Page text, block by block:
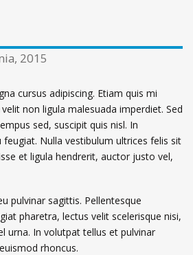
2015
cursus adipiscing. Etiam quis mi
non ligula malesuada imperdiet. Sed
sed, suscipit quis nisl. In
Nulla vestibulum ultrices felis sit
et ligula hendrerit, auctor justo vel,
pulvinar sagittis. Pellentesque
pharetra, lectus velit scelerisque nisi,
urna. In volutpat tellus et pulvinar
rhoncus.